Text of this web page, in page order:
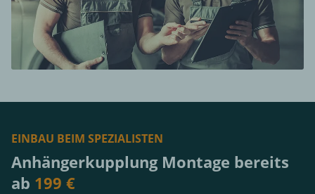
EINBAU BEIM SPEZIALISTEN
Anhängerkupplung Montage bereits
ab 199 €